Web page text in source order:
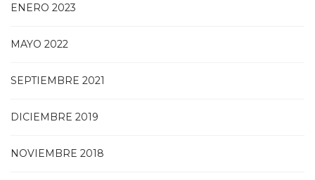
ENERO 2023
MAYO 2022
SEPTIEMBRE 2021
DICIEMBRE 2019
NOVIEMBRE 2018